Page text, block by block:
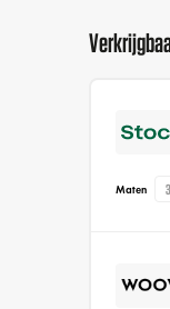
Maten